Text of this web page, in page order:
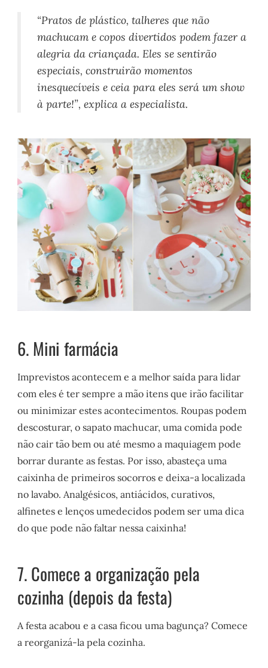
“Pratos de plástico, talheres que não
machucam e copos divertidos podem fazer a
alegria da criançada. Eles se sentirão
especiais, construirão momentos
inesquecíveis e ceia para eles será um show
à parte!”, explica a especialista.
6. Mini farmácia
Imprevistos acontecem e a melhor saída para lidar
com eles é ter sempre a mão itens que irão facilitar
ou minimizar estes acontecimentos. Roupas podem
descosturar, o sapato machucar, uma comida pode
não cair tão bem ou até mesmo a maquiagem pode
borrar durante as festas. Por isso, abasteça uma
caixinha de primeiros socorros e deixa-a localizada
no lavabo. Analgésicos, antiácidos, curativos,
alfinetes e lenços umedecidos podem ser uma dica
do que pode não faltar nessa caixinha!
7. Comece a organização pela
cozinha (depois da festa)
A festa acabou e a casa ficou uma bagunça? Comece
a reorganizá-la pela cozinha.